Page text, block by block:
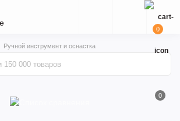
Ручной инструмент и оснастка
0
0